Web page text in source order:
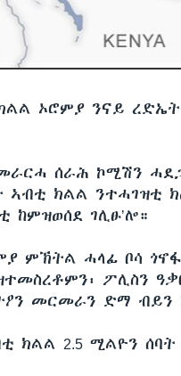
ኦሮምያ ንናይ
ሰራሕ ኮሚሽን
ክልል ንተሓገዝቲ
ከምዝወሰደ ገሊፁ’ሎ።
ምኽትል ሓላፊ ቦሳ
ፖሊስን
መርመራን ድማ ብይን
ክልል 2.5 ሚልዮን